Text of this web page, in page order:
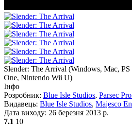
Slender: The Arrival (Windows, Mac,
One, Nintendo Wii U)
Інфо
Розробник: Blue Isle Studios, Parsec
Видавець: Blue Isle Studios, Majesco
Дата виходу: 26 березня 2013 р.
7.1 10